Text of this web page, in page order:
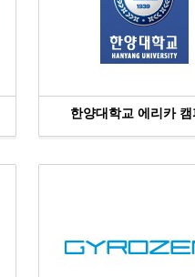
한양대학교 에리카 캠